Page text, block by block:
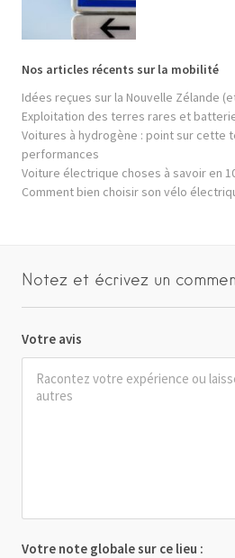
Nos articles récents sur la mobilité
Idées reçues sur la Nouvelle Zélande
Exploitation des terres rares et
Voitures à hydrogène : point sur cette
performances
Voiture électrique choses à savoir en
Comment bien choisir son vélo
Notez et écrivez un
Votre avis
Votre note globale sur ce lieu :